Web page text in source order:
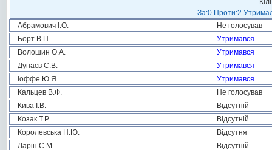
За:0 Проти:2
Абрамович І.О.
Не голосував
Борт В.П.
Утримався
Волошин О.А.
Утримався
Дунаєв С.В.
Утримався
Іоффе Ю.Я.
Утримався
Кальцев В.Ф.
Не голосував
Кива І.В.
Відсутній
Козак Т.Р.
Відсутній
Королевська Н.Ю.
Відсутня
Ларін С.М.
Відсутній